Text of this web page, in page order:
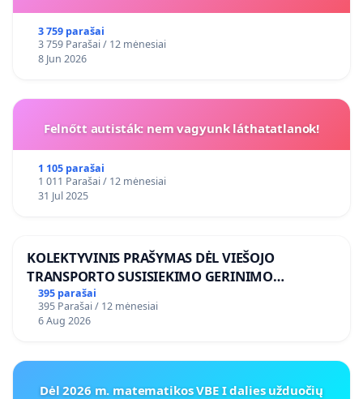
3 759 parašai
3 759 Parašai / 12 mėnesiai
8 Jun 2026
Felnőtt autisták: nem vagyunk láthatatlanok!
1 105 parašai
1 011 Parašai / 12 mėnesiai
31 Jul 2025
KOLEKTYVINIS PRAŠYMAS DĖL VIEŠOJO
TRANSPORTO SUSISIEKIMO GERINIMO
VOSYLIUKŲ KAIME
395 parašai
395 Parašai / 12 mėnesiai
6 Aug 2026
Dėl 2026 m. matematikos VBE I dalies užduočių